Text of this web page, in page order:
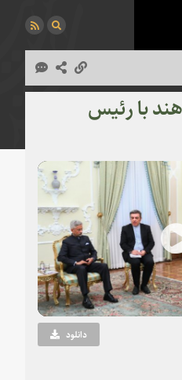
با رئیس
Play
Video دانلود